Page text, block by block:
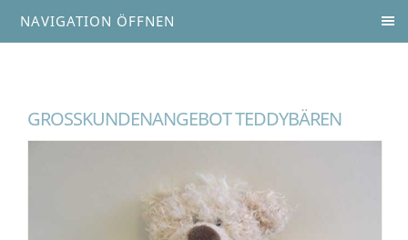
NAVIGATION ÖFFNEN
GROSSKUNDENANGEBOT TEDDYBÄREN